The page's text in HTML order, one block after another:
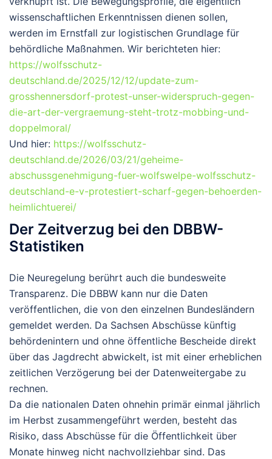
wissenschaftlichen Erkenntnissen dienen sollen,
werden im Ernstfall zur logistischen Grundlage für
behördliche Maßnahmen. Wir berichteten hier:
https://wolfsschutz-
deutschland.de/2025/12/12/update-zum-
grosshennersdorf-protest-unser-widerspruch-gegen-
die-art-der-vergraemung-steht-trotz-mobbing-und-
doppelmoral/
Und hier: https://wolfsschutz-
deutschland.de/2026/03/21/geheime-
abschussgenehmigung-fuer-wolfswelpe-wolfsschutz-
deutschland-e-v-protestiert-scharf-gegen-behoerden-
heimlichtuerei/
Der Zeitverzug bei den DBBW-
Statistiken
Die Neuregelung berührt auch die bundesweite
Transparenz. Die DBBW kann nur die Daten
veröffentlichen, die von den einzelnen Bundesländern
gemeldet werden. Da Sachsen Abschüsse künftig
behördenintern und ohne öffentliche Bescheide direkt
über das Jagdrecht abwickelt, ist mit einer erheblichen
zeitlichen Verzögerung bei der Datenweitergabe zu
rechnen.
Da die nationalen Daten ohnehin primär einmal jährlich
im Herbst zusammengeführt werden, besteht das
Risiko, dass Abschüsse für die Öffentlichkeit über
Monate hinweg nicht nachvollziehbar sind. Das